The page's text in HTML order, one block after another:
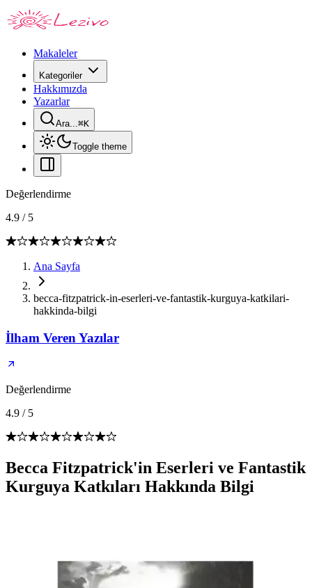
Makaleler
Kategoriler
Hakkımızda
Yazarlar
Ara...⌘K
Toggle theme
Değerlendirme
4.9 / 5
Ana Sayfa
becca-fitzpatrick-in-eserleri-ve-fantastik-kurguya-katkilari-
hakkinda-bilgi
İlham Veren Yazılar
Değerlendirme
4.9 / 5
Becca Fitzpatrick'in Eserleri ve Fantastik
Kurguya Katkıları Hakkında Bilgi